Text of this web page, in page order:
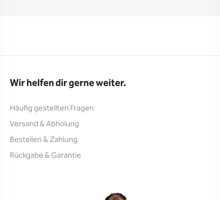
Wir helfen dir gerne weiter.
Häufig gestellten Fragen
Versand & Abholung
Bestellen & Zahlung
Rückgabe & Garantie